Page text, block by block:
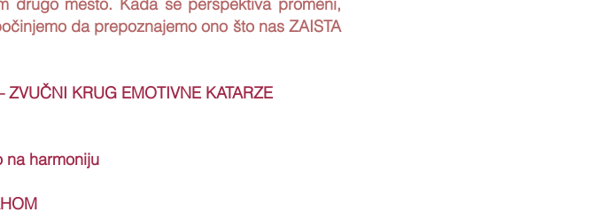
da prepoznajemo ono što nas ZAISTA
KRUG EMOTIVNE KATARZE
na harmoniju